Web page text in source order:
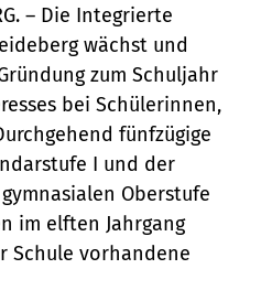
Umwelt
undund
Weg
– Die Integrierte
wächst und
zum Schuljahr
bei Schülerinnen,
fünfzügige
I und der
Oberstufe
im elften Jahrgang
Schule vorhandene